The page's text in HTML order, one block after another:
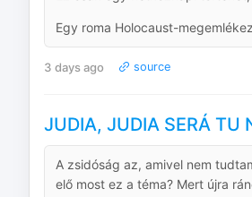
Egy roma Holocaust-
3 days ago source
JUDIA, JUDIA SERÁ TU
A zsidóság az, amivel nem
elő most ez a téma? Mert újra